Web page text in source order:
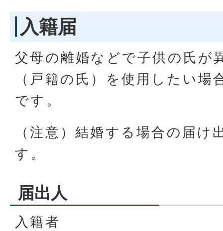
入籍届
父母の離婚などで子供の氏が
（戸籍の氏）を使用したい場
です。
（注意）結婚する場合の届け
す。
届出人
入籍者